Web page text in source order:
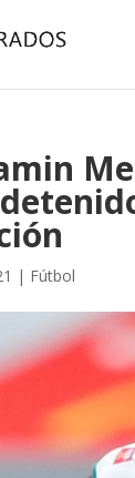
| Fútbol